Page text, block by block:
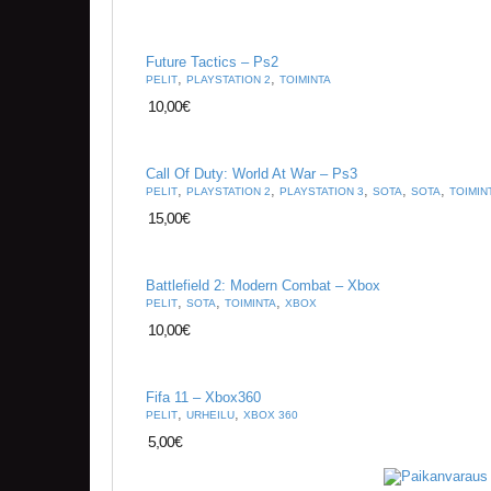
Future Tactics – Ps2
PELIT, PLAYSTATION 2, TOIMINTA
10,00€
Call Of Duty: World At War – Ps3
PELIT, PLAYSTATION 2, PLAYSTATION 3, SOTA, SOTA,
15,00€
Battlefield 2: Modern Combat – Xbox
PELIT, SOTA, TOIMINTA, XBOX
10,00€
Fifa 11 – Xbox360
PELIT, URHEILU, XBOX 360
5,00€